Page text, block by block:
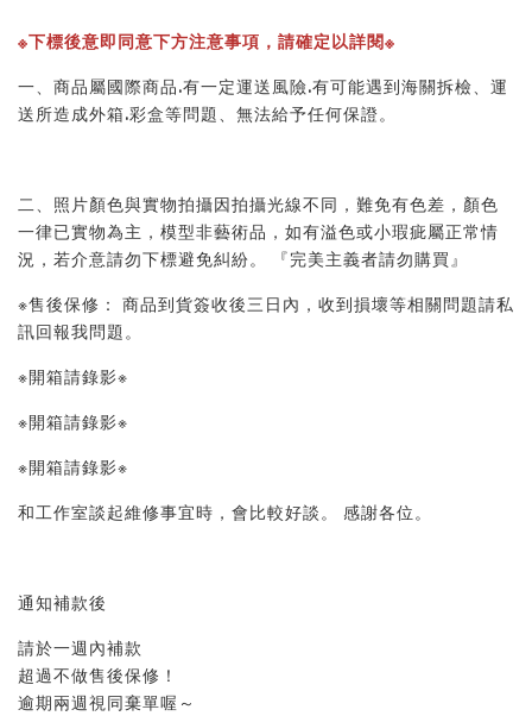
※下標後意即同意下方注意事項，請確定以詳閱※
一、商品屬國際商品.有一定運送風險.有可能遇到海關拆檢、運
送所造成外箱.彩盒等問題、無法給予任何保證。
二、照片顏色與實物拍攝因拍攝光線不同，難免有色差，顏色
一律已實物為主，模型非藝術品，如有溢色或小瑕疵屬正常情
況，若介意請勿下標避免糾紛。 『完美主義者請勿購買』
※售後保修： 商品到貨簽收後三日內，收到損壞等相關問題請私
訊回報我問題。
※開箱請錄影※
※開箱請錄影※
※開箱請錄影※
和工作室談起維修事宜時，會比較好談。 感謝各位。
通知補款後
請於一週內補款
超過不做售後保修！
逾期兩週視同棄單喔～